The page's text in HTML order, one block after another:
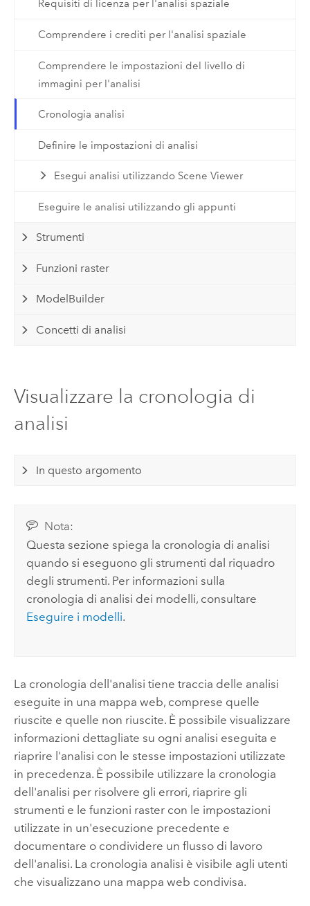
Requisiti di licenza per l'analisi spaziale
Comprendere i crediti per l'analisi spaziale
Comprendere le impostazioni del livello di
immagini per l'analisi
Cronologia analisi
Definire le impostazioni di analisi
Esegui analisi utilizzando Scene Viewer
Eseguire le analisi utilizzando gli appunti
Strumenti
Funzioni raster
ModelBuilder
Concetti di analisi
Visualizzare la cronologia di
analisi
In questo argomento
Nota:
Questa sezione spiega la cronologia di analisi
quando si eseguono gli strumenti dal riquadro
degli strumenti. Per informazioni sulla
cronologia di analisi dei modelli, consultare
Eseguire i modelli.
La cronologia dell'analisi tiene traccia delle analisi
eseguite in una mappa web, comprese quelle
riuscite e quelle non riuscite. È possibile visualizzare
informazioni dettagliate su ogni analisi eseguita e
riaprire l'analisi con le stesse impostazioni utilizzate
in precedenza. È possibile utilizzare la cronologia
dell'analisi per risolvere gli errori, riaprire gli
strumenti e le funzioni raster con le impostazioni
utilizzate in un'esecuzione precedente e
documentare o condividere un flusso di lavoro
dell'analisi. La cronologia analisi è visibile agli utenti
che visualizzano una mappa web condivisa.